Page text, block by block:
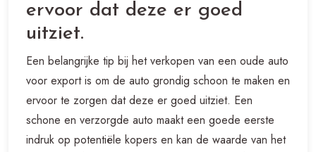
ervoor dat deze er goed
uitziet.
Een belangrijke tip bij het verkopen van een oude auto
voor export is om de auto grondig schoon te maken en
ervoor te zorgen dat deze er goed uitziet. Een
schone en verzorgde auto maakt een goede eerste
indruk op potentiële kopers en kan de waarde van het